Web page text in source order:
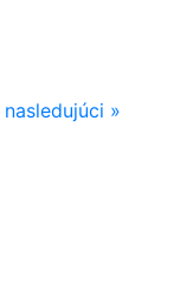
nasledujúci »